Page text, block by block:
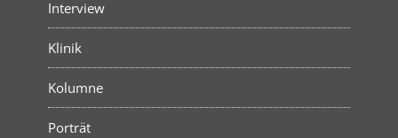
Interview
Klinik
Kolumne
Porträt